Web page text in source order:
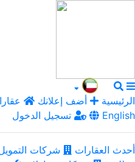
الرئيسية أضف إعلانك
تسجيل الدخول
English
أحدث العقارات شركات